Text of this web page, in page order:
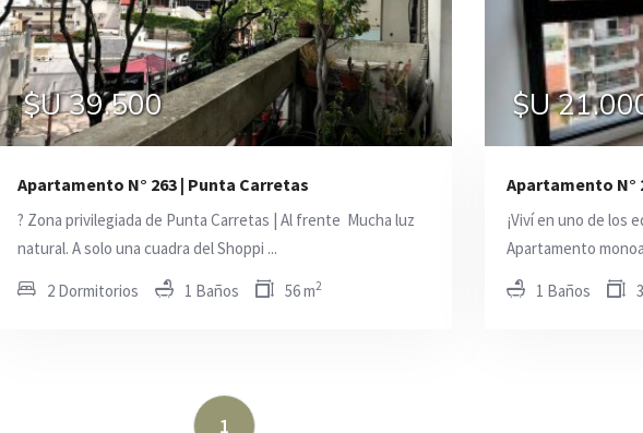
$U 27.500 $U 27.500
$U 39.500 $U 39.500
Apartamento N° 263 | Punta Carretas
? Zona privilegiada de Punta Carretas | Al frente  Mucha luz
natural. A solo una cuadra del Shoppi ...
2 Dormitorios 1 Baños 56 m2
$U 21.000 $U
Apartamento N°
¡Viví en uno de los
Apartamento
1 Baños
1